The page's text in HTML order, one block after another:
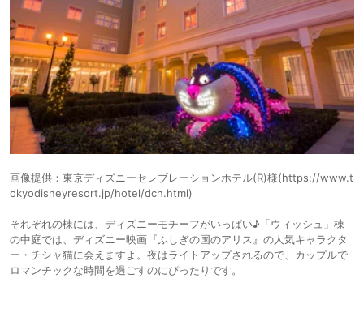
画像提供：東京ディズニーセレブレーションホテル(R)様(https://www.t
okyodisneyresort.jp/hotel/dch.html)
それぞれの棟には、ディズニーモチーフがいっぱい♪「ウィッシュ」棟
の中庭では、ディズニー映画『ふしぎの国のアリス』の人気キャラクタ
ー・チシャ猫に会えますよ。夜はライトアップされるので、カップルで
ロマンチックな時間を過ごすのにぴったりです。